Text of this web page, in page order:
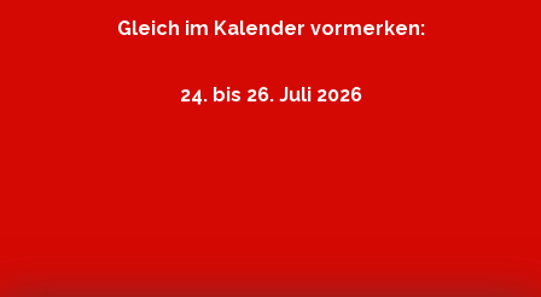
Gleich im Kalender vormerken:
24. bis 26. Juli 2026